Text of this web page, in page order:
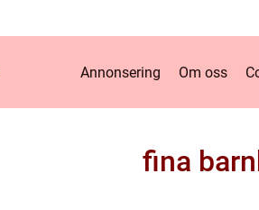
Annonsering Om oss
fina